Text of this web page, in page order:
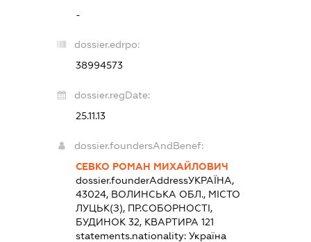
-
dossier.edrpo:
38994573
dossier.regDate:
25.11.13
dossier.foundersAndBenef:
СЕВКО РОМАН МИХАЙЛОВИЧ
dossier.founderAddressУКРАЇНА,
43024, ВОЛИНСЬКА ОБЛ., МІСТО
ЛУЦЬК(З), ПР.СОБОРНОСТІ,
БУДИНОК 32, КВАРТИРА 121
statements.nationality: Україна